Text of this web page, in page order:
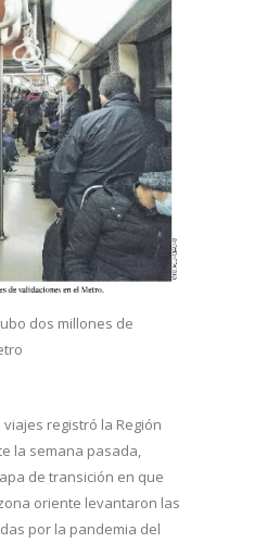
dos millones de
registró la Región
la semana pasada,
de transición en que
oriente levantaron las
por la pandemia del